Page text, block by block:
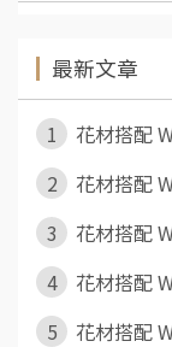
最新文章
1
花材搭配
2
花材搭配
3
花材搭配
4
花材搭配
5
花材搭配